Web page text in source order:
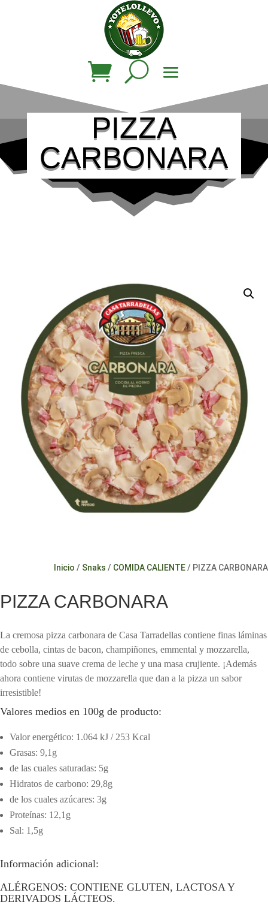
PIZZA
CARBONARA
Inicio / Snaks / COMIDA CALIENTE/ PIZZA CARBONARA
PIZZA CARBONARA
La cremosa pizza carbonara de Casa Tarradellas contiene finas láminas
de cebolla, cintas de bacon, champiñones, emmental y mozzarella,
todo sobre una suave crema de leche y una masa crujiente. ¡Además
ahora contiene virutas de mozzarella que dan a la pizza un sabor
irresistible!
Valores medios en 100g de producto:
Valor energético: 1.064 kJ / 253 Kcal
Grasas: 9,1g
de las cuales saturadas: 5g
Hidratos de carbono: 29,8g
de los cuales azúcares: 3g
Proteínas: 12,1g
Sal: 1,5g
Información adicional:
ALÉRGENOS: CONTIENE GLUTEN, LACTOSA Y
DERIVADOS LÁCTEOS.